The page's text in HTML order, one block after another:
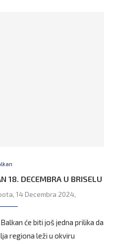
18. DECEMBRA U BRISELU
14 Decembra 2024,
će biti još jedna prilika da
regiona leži u okviru